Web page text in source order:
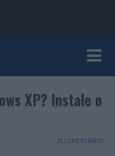
XP? Instale o
20 COMENTÁRIOS